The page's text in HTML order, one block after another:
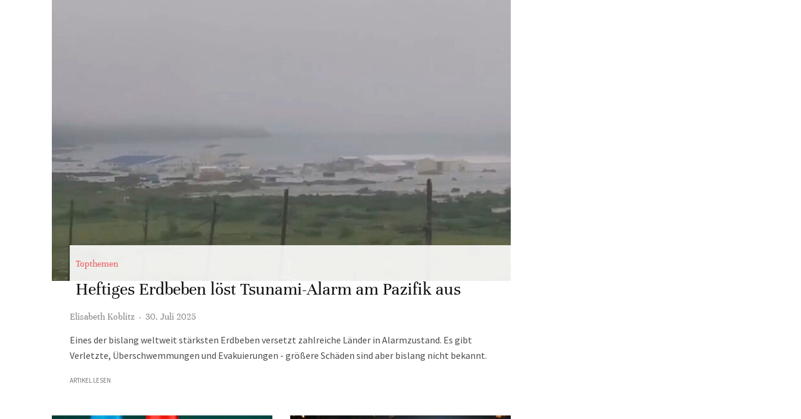
Topthemen
Heftiges Erdbeben löst Tsunami-Alarm am Pazifik aus
Elisabeth Koblitz · 30. Juli 2025
Eines der bislang weltweit stärksten Erdbeben versetzt zahlreiche Länder in Alarmzustand. Es gibt
Verletzte, Überschwemmungen und Evakuierungen - größere Schäden sind aber bislang nicht bekannt.
ARTIKEL LESEN